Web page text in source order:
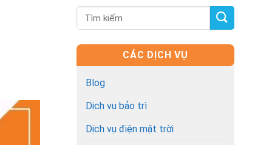
CÁC DỊCH VỤ
Blog
Dịch vụ bảo trì
Dịch vụ điện mặt trời